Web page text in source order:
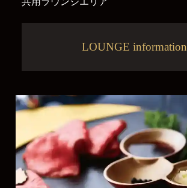
LOUNGE information